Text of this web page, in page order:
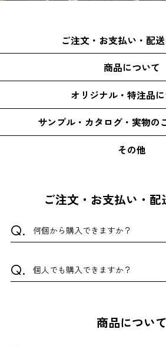
ご注文・お支払い・配
商品について
オリジナル・特注品
サンプル・カタログ・実物の
その他
ご注文・お支払い・配
何個から購入できますか？
個人でも購入できますか？
商品について